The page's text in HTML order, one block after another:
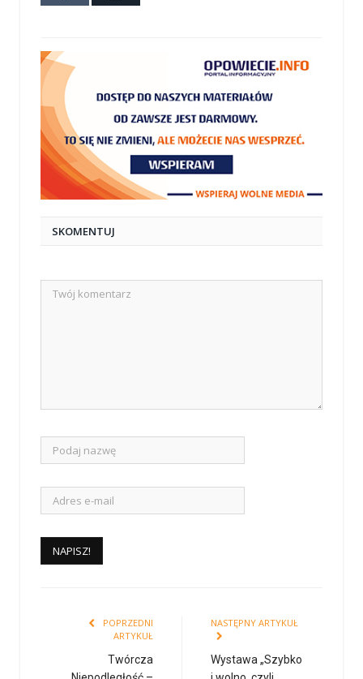
SKOMENTUJ
POPRZEDNI
ARTYKUŁ
Twórcza
NASTĘPNY ARTYKUŁ
Wystawa „Szybko